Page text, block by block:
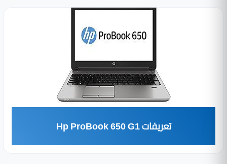
تعريفات Hp ProBook 650 G1